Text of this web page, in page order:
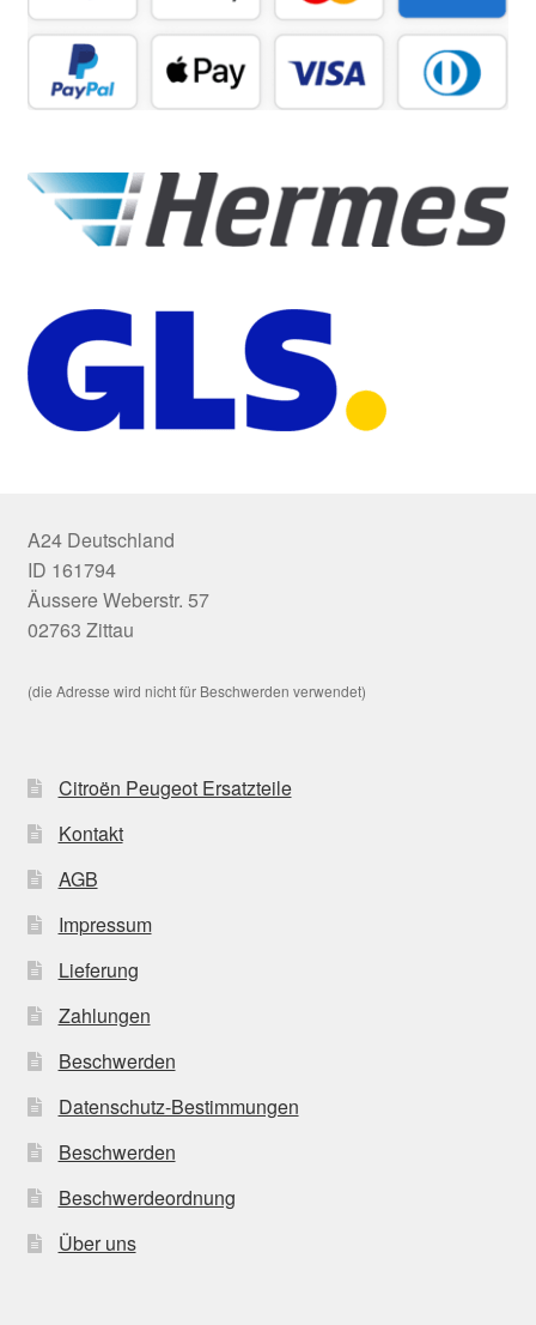
A24 Deutschland
ID 161794
Äussere Weberstr. 57
02763 Zittau
(die Adresse wird nicht für Beschwerden verwendet)
Citroën Peugeot Ersatzteile
Kontakt
AGB
Impressum
Lieferung
Zahlungen
Beschwerden
Datenschutz-Bestimmungen
Beschwerden
Beschwerdeordnung
Über uns